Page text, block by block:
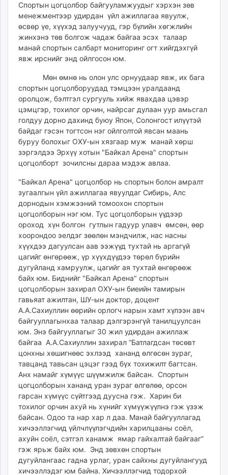
Спортын цогцолбор байгууламжуудыг хэрхэн зөв
менежментээр удирдан үйл ажиллагаа явуулж,
өсвөр үе, хүүхэд залуучууд, гэр бүлийн хөгжлийн
жинхэнэ төв болгож чадаж байгаа эсэх талаар
манай спортын салбарт мониторинг огт хийгдэхгүй
явж ирснийг энд ойлгосон юм.
Мөн өмнө нь олон улс орнуудаар явж, их бага
спортын цогцолборуудад тэмцээн уралдаанд
оролцож, бэлтгэл сургууль хийж явахдаа цэвэр
цэмцгэр, тохилог орчин, найрсаг дулаан уур амьсгал
голдуу дорно дахинд буюу Япон, Солонгост илүүтэй
байдаг гэсэн тогтсон нэг ойлголтой явсан маань
буруу болохыг ОХУ-ын хязгаар муж манай хөрш
зэргэлдээ Эрхүү хотын "Байкал Арена" спортын
цогцолборт зочилсны дараа мэдэж авлаа.
"Байкал Арена" цогцолбор нь спортын болон амралт
зугаалгын үйл ажиллагаа явуулдаг Сибирь, Алс
дорнодын хэмжээний томоохон спортын
цогцолборын нэг юм. Тус цогцолборын үүдээр
ороход хүн болгон гутлын гадуур улавч өмсөн, өөр
хоорондоо эелдэг зөөлөн мэндчилж, нас насны
хүүхдээ дагуулсан аав ээжүүд тухтай нь аргагүй
цагийг өнгөрөөж, үр хүүхдүүдээ төрөл бүрийн
дугуйланд хамруулж, цагийг ая тухтай өнгөрөөж
байх юм. Биднийг "Байкал Арена" спортын
цогцолборын захирал ОХУ-ын биеийн тамирын
гавьяат ажилтан, ШУ-ын доктор, доцент
А.А.Сахиуллин өөрийн орлогч нарын хамт хүлээн авч
байгууллагынхаа талаар дэлгэрэнгүй танилцуулсан
юм. Энэ байгууллагыг 30 жил удирдан ажиллаж
байгаа А.А.Сахиуллин захирал “Батлагдсан төсөвт
цонхны хөшигнөөс эхлээд хананд өлгөсөн зураг,
тавцанд тавьсан цэцэг гээд бүх тохижилт багтсан.
Анх намайг хүмүүс шүүмжилж байсан. Спортын
цогцолборын хананд уран зураг өлгөлөө, орсон
гарсан хүмүүс сүйтгээд дуусна гэж. Харин би
тохилог орчин ахуй нь хүнийг хүмүүжүүлнэ гэж үзэж
байсан. Одоо та нар хар л даа. Манай байгууллагад
хичээллэгчид үйлчлүүлэгчдийн харилцааны соёл,
ахуйн соёл, сэтгэл ханамж ямар гайхалтай байгааг”
гэж ярьж байх юм. Энд зөвхөн спортын
дугуйлангаас гадна урлаг, уран сайхны дугуйлангууд
хичээллэдэг юм байна. Хичээллэгчид тодорхой